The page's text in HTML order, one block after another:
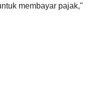
membayar pajak,"